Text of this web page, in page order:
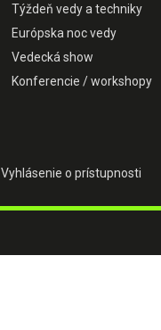
Týždeň vedy a techniky
Európska noc vedy
Vedecká show
Konferencie / workshopy
Vyhlásenie o prístupnosti